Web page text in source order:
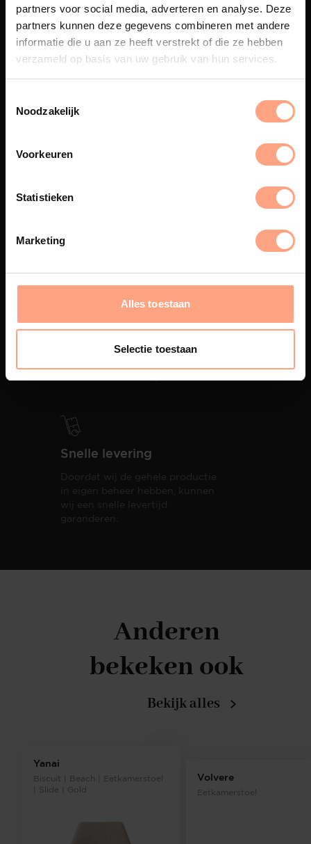
partners voor social media, adverteren en analyse. Deze
partners kunnen deze gegevens combineren met andere
informatie die u aan ze heeft verstrekt of die ze hebben
verzameld op basis van uw gebruik van hun services.
Noodzakelijk
Voorkeuren
Statistieken
Marketing
Alles toestaan
Selectie toestaan
Maatwerk
beleving, waar Nederlands
vakmanschap en design
Interieur inrichting
ontzorging van eerste schets tot
Snelle levering
Doordat wij de gehele productie
in eigen beheer hebben, kunnen
wij een snelle levertijd
garanderen.
Yanai
Biscuit | Beach | Eetkamerstoel
| Slide | Gold
Volvere
Eetkamerstoel
Anderen
bekeken ook
Bekijk alles